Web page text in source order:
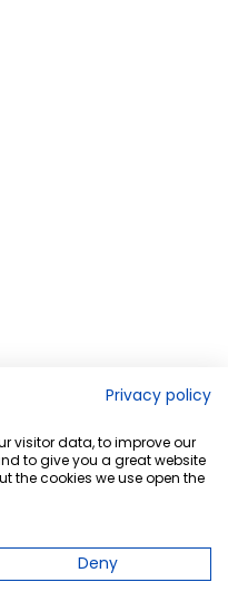
Privacy policy
visitor data, to improve our
to give you a great website
the cookies we use open the
Deny